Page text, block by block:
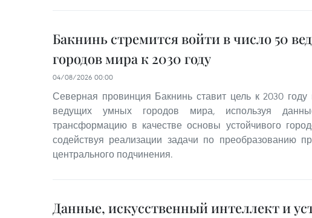
Бакнинь стремится войти в число 50
городов мира к 2030 году
04/08/2026 00:00
Северная провинция Бакнинь ставит цель к 2030
ведущих умных городов мира, используя
трансформацию в качестве основы устойчивого
содействуя реализации задачи по преобразованию
центрального подчинения.
Данные, искусственный интеллект и